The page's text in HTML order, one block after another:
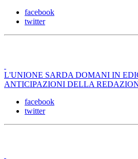
facebook
twitter
L'UNIONE SARDA DOMANI IN
ANTICIPAZIONI DELLA
facebook
twitter